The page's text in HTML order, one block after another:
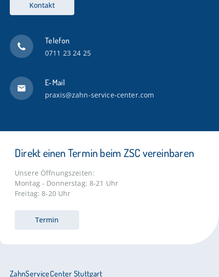
Kontakt
Telefon
0711 23 24 25
E-Mail
praxis@zahn-service-center.com
Direkt einen Termin beim ZSC vereinbaren
Unsere Öffnungszeiten:
Montag - Donnerstag: 8-21 Uhr
Freitag: 8-20 Uhr
Termin
ZahnServiceCenter Stuttgart